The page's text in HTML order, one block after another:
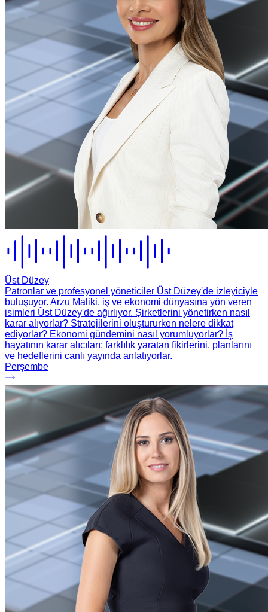
Üst Düzey
Patronlar ve profesyonel yöneticiler Üst Düzey'de izleyiciyle
buluşuyor. Arzu Maliki, iş ve ekonomi dünyasına yön veren
isimleri Üst Düzey'de ağırlıyor. Şirketlerini yönetirken nasıl
karar alıyorlar? Stratejilerini oluştururken nelere dikkat
ediyorlar? Ekonomi gündemini nasıl yorumluyorlar? İş
hayatının karar alıcıları; farklılık yaratan fikirlerini, planlarını
ve hedeflerini canlı yayında anlatıyorlar.
Perşembe